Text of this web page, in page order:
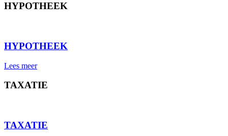
HYPOTHEEK
HYPOTHEEK
Lees meer
TAXATIE
TAXATIE